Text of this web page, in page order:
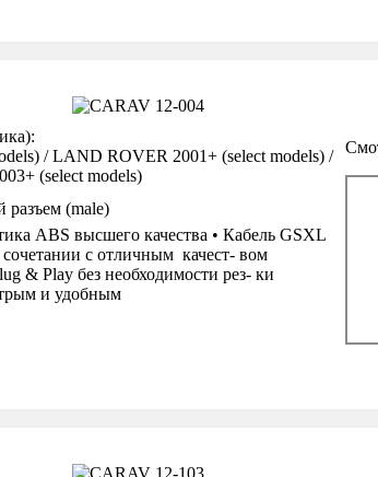
/ LAND ROVER 2001+ (select models) /
(select models)
(male)
ABS высшего качества • Кабель GSXL
с отличным качест- вом
& Play без необходимости рез- ки
и удобным